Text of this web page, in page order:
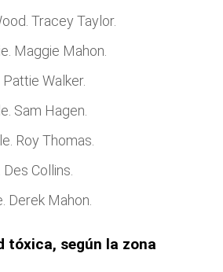
Tracey Taylor.
Maggie Mahon.
Walker.
Sam Hagen.
Roy Thomas.
Collins.
Derek Mahon.
tóxica, según la zona